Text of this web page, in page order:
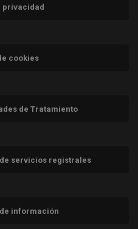
privacidad
cookies
de Tratamiento
servicios registrales
información